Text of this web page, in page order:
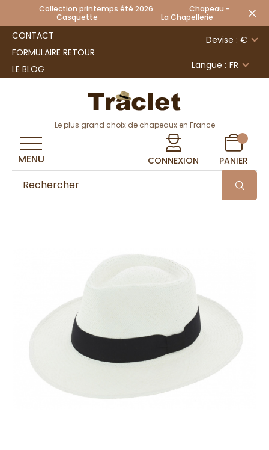
Collection printemps été 2026 Chapeau -
Casquette La Chapellerie
CONTACT
FORMULAIRE RETOUR
LE BLOG
Devise : €
Langue : FR
Le plus grand choix de chapeaux en France
CONNEXION PANIER
MENU